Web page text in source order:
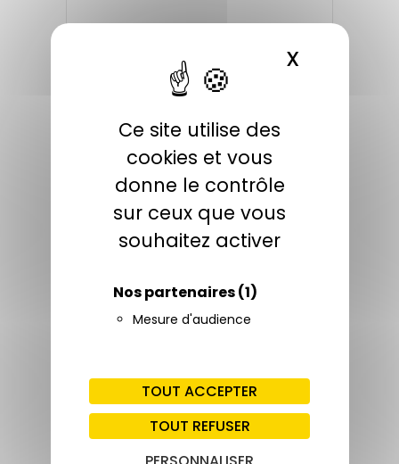
Ce site utilise des
cookies et vous
donne le contrôle
sur ceux que vous
souhaitez activer
Nos partenaires(1)
Mesure d'audience
TOUT ACCEPTER
TOUT REFUSER
X
Offres d'emploi
Stages